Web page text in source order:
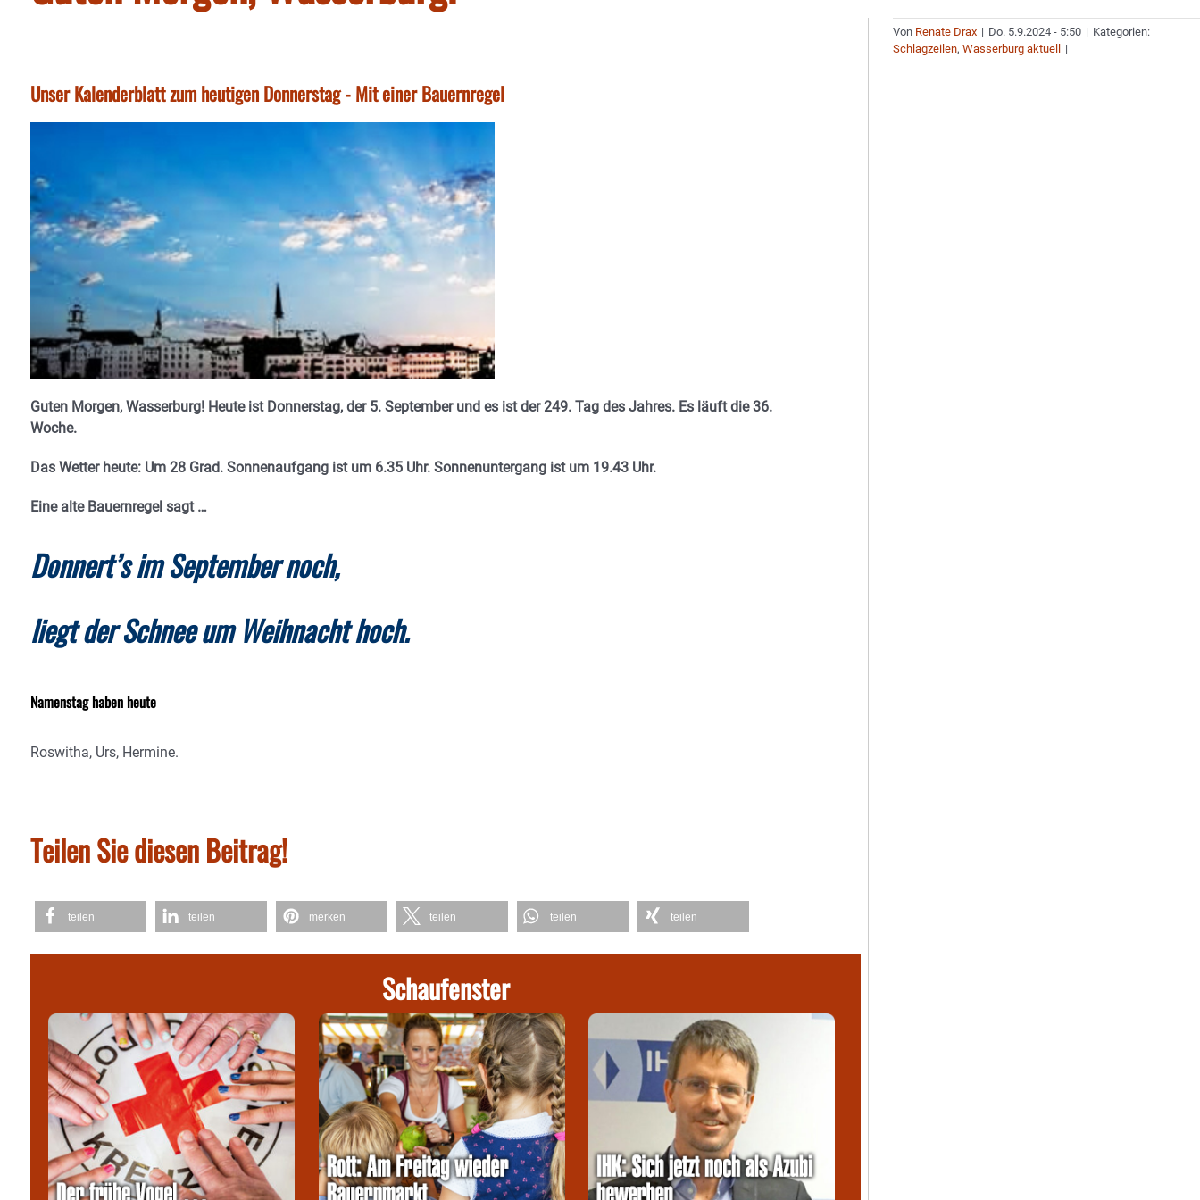
Unser Kalenderblatt zum heutigen Donnerstag - Mit einer Bauernregel
Guten Morgen, Wasserburg! Heute ist Donnerstag, der 5. September und es ist der 249. Tag des Jahres. Es läuft die 36.
Woche.
Das Wetter heute: Um 28 Grad. Sonnenaufgang ist um 6.35 Uhr. Sonnenuntergang ist um 19.43 Uhr.
Eine alte Bauernregel sagt …
Donnert’s im September noch,
liegt der Schnee um Weihnacht hoch.
Namenstag haben heute
Roswitha, Urs, Hermine.
Teilen Sie diesen Beitrag!
teilen teilen merken teilen teilen teilen
Schaufenster
Von Renate Drax | Do. 5.9.2024 - 5:50 | Kategorien:
Schlagzeilen,Wasserburg aktuell |